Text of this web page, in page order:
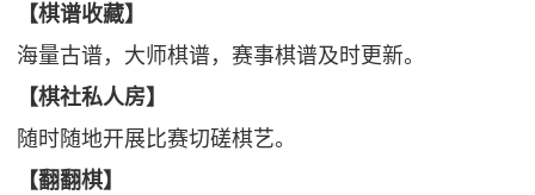
【棋谱收藏】
海量古谱，大师棋谱，赛事棋谱及时更新。
【棋社私人房】
随时随地开展比赛切磋棋艺。
【翻翻棋】